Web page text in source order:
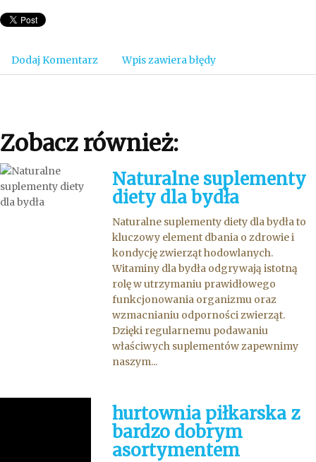
Dodaj Komentarz Wpis zawiera błędy
Zobacz również:
Naturalne suplementy
diety dla bydła
Naturalne suplementy diety dla bydła to
kluczowy element dbania o zdrowie i
kondycję zwierząt hodowlanych.
Witaminy dla bydła odgrywają istotną
rolę w utrzymaniu prawidłowego
funkcjonowania organizmu oraz
wzmacnianiu odporności zwierząt.
Dzięki regularnemu podawaniu
właściwych suplementów zapewnimy
naszym...
hurtownia piłkarska z
bardzo dobrym
asortymentem